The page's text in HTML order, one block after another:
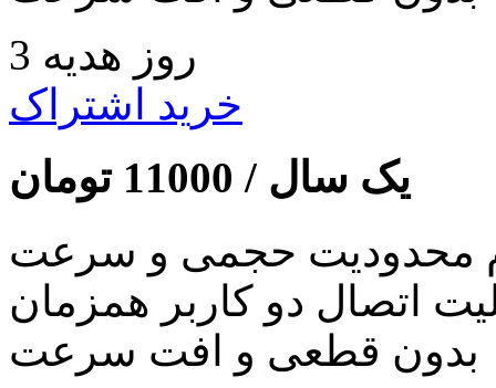
3 روز هدیه
خرید اشتراک
یک سال / 11000 تومان
محدودیت حجمی و سرعت
اتصال دو کاربر همزمان
بدون قطعی و افت سرعت